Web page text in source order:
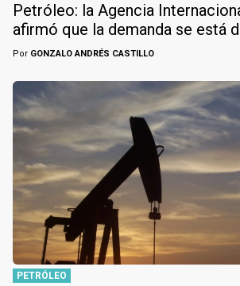
Petróleo: la Agencia
afirmó que la demanda se está
Por GONZALO ANDRÉS CASTILLO
PETRÓLEO